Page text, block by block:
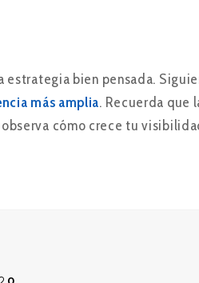
bien pensada.
más amplia. Recuerda que
cómo crece tu